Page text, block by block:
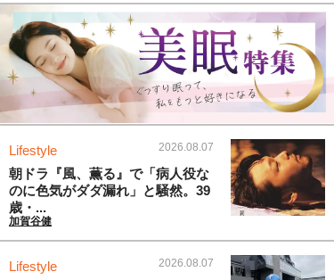
Lifestyle 2026.08.07
朝ドラ『風、薫る』で「病人役な
のに色気がダダ漏れ」と騒然。39
歳・...
加賀谷健
Lifestyle 2026.08.07